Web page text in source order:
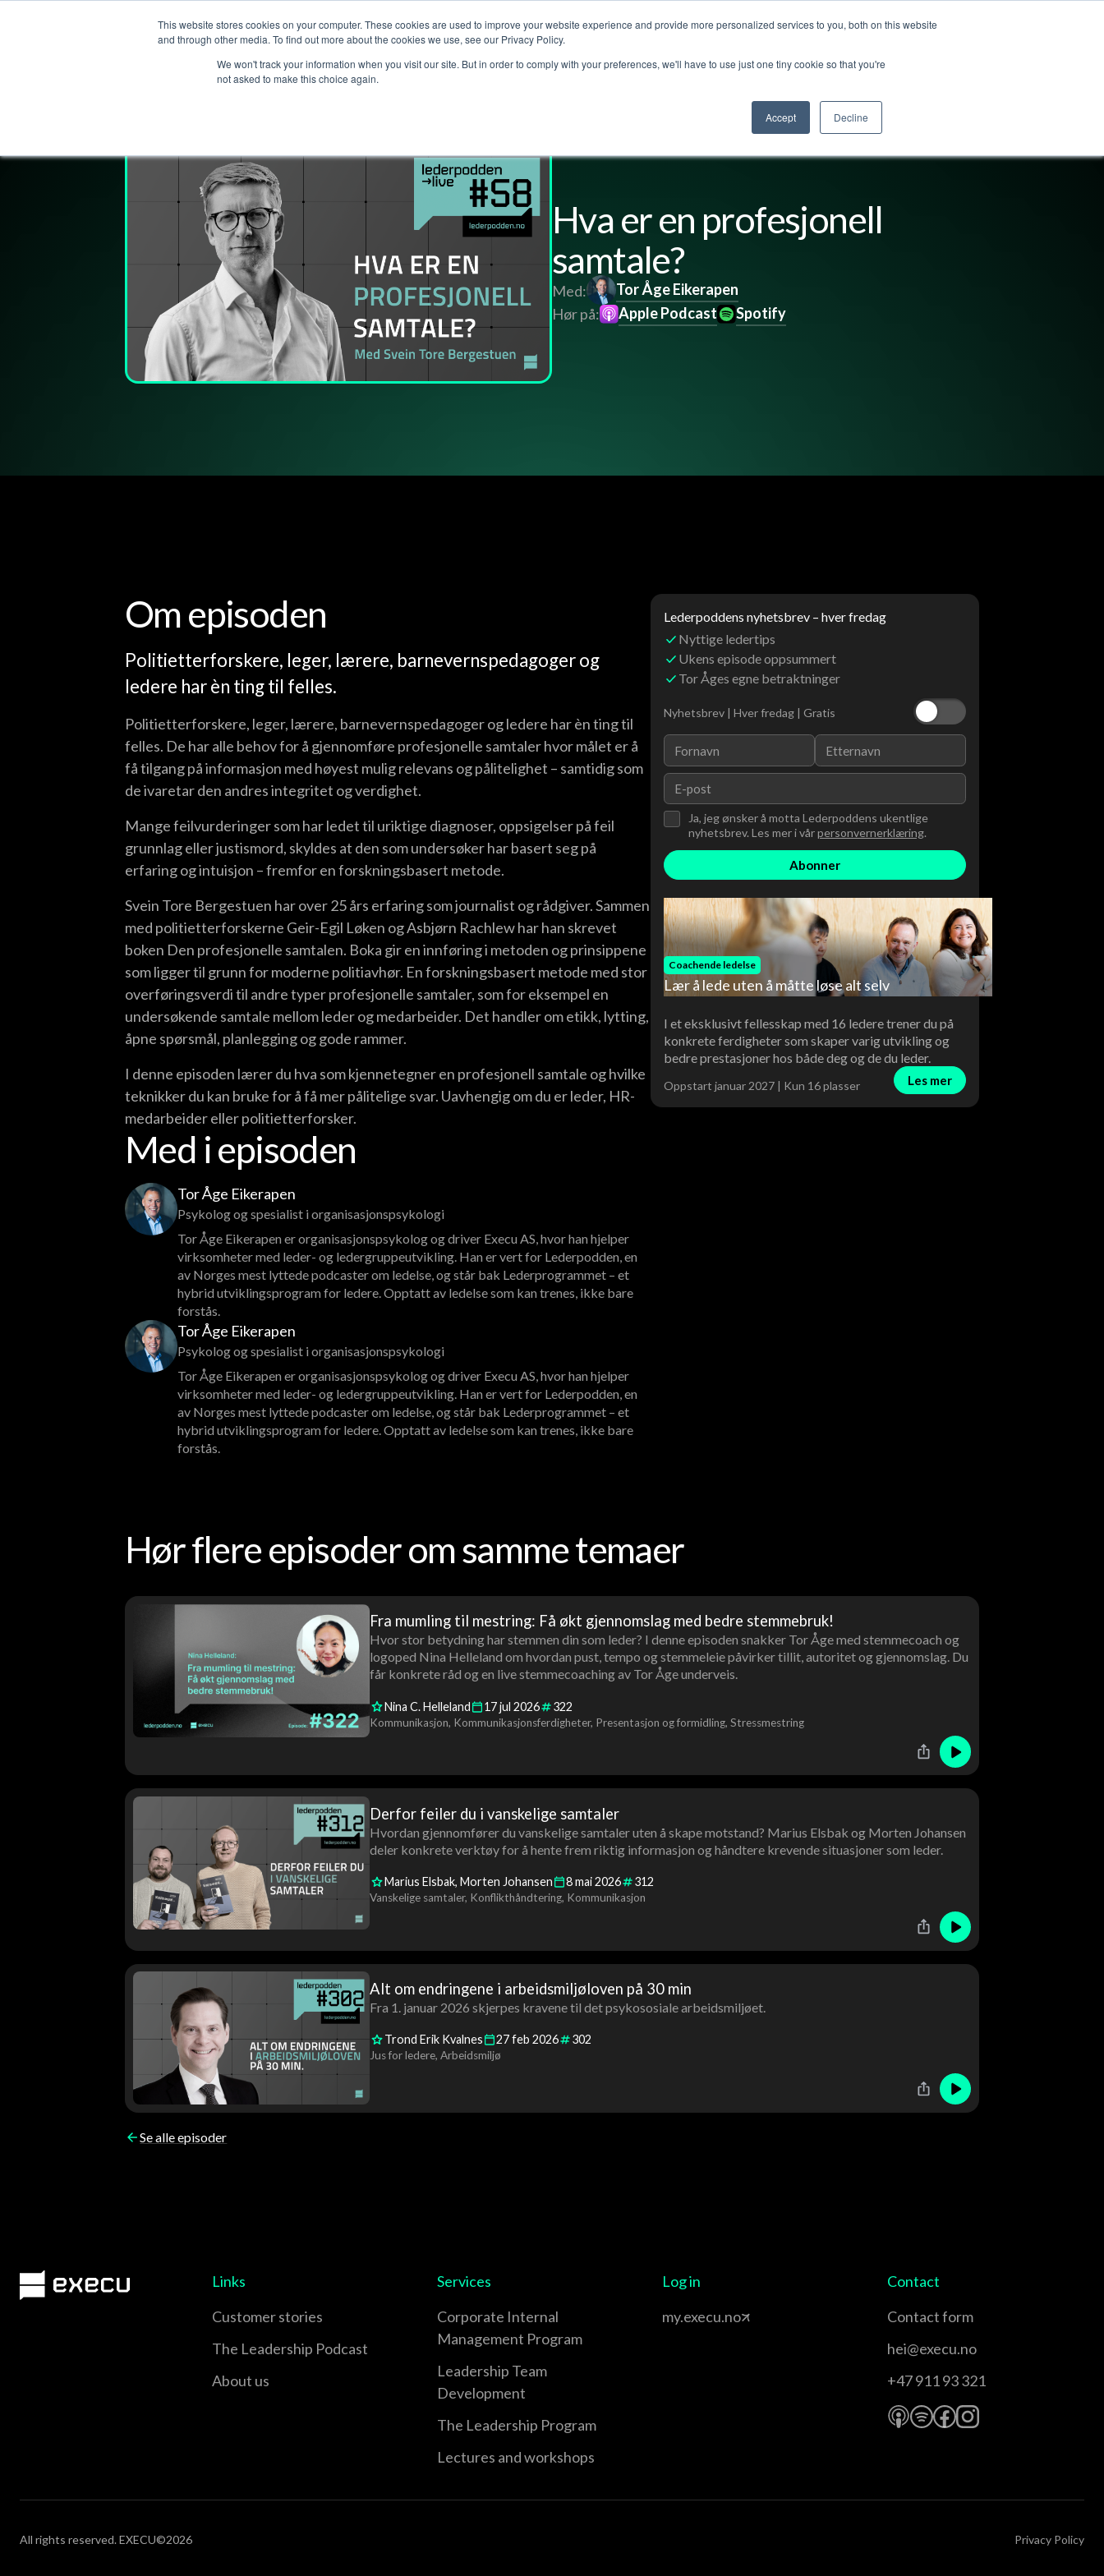
This website stores cookies on your computer. These cookies are used to improve your website experience and provide more personalized services to you, both on this website
and through other media. To find out more about the cookies we use, see our Privacy Policy.
We won't track your information when you visit our site. But in order to comply with your preferences, we'll have to use just one tiny cookie so that you're
not asked to make this choice again.
Accept Decline
Services Customer stories The Leadership Podcast About us Log in Contact us
Hva er en profesjonell
samtale?
Med:
Tor Åge Eikerapen
Hør på:
Apple Podcast Spotify
Om episoden
Politietterforskere, leger, lærere, barnevernspedagoger og
ledere har èn ting til felles.
Politietterforskere, leger, lærere, barnevernspedagoger og ledere har èn ting til
felles. De har alle behov for å gjennomføre profesjonelle samtaler hvor målet er å
få tilgang på informasjon med høyest mulig relevans og pålitelighet – samtidig som
de ivaretar den andres integritet og verdighet.
Mange feilvurderinger som har ledet til uriktige diagnoser, oppsigelser på feil
grunnlag eller justismord, skyldes at den som undersøker har basert seg på
erfaring og intuisjon – fremfor en forskningsbasert metode.
Svein Tore Bergestuen har over 25 års erfaring som journalist og rådgiver. Sammen
med politietterforskerne Geir-Egil Løken og Asbjørn Rachlew har han skrevet
boken Den profesjonelle samtalen. Boka gir en innføring i metoden og prinsippene
som ligger til grunn for moderne politiavhør. En forskningsbasert metode med stor
overføringsverdi til andre typer profesjonelle samtaler, som for eksempel en
undersøkende samtale mellom leder og medarbeider. Det handler om etikk, lytting,
åpne spørsmål, planlegging og gode rammer.
I denne episoden lærer du hva som kjennetegner en profesjonell samtale og hvilke
teknikker du kan bruke for å få mer pålitelige svar. Uavhengig om du er leder, HR-
medarbeider eller politietterforsker.
Med i episoden
Tor Åge Eikerapen
Psykolog og spesialist i organisasjonspsykologi
Tor Åge Eikerapen er organisasjonspsykolog og driver Execu AS, hvor han hjelper
virksomheter med leder- og ledergruppeutvikling. Han er vert for Lederpodden, en
av Norges mest lyttede podcaster om ledelse, og står bak Lederprogrammet – et
hybrid utviklingsprogram for ledere. Opptatt av ledelse som kan trenes, ikke bare
forstås.
Tor Åge Eikerapen
Psykolog og spesialist i organisasjonspsykologi
Tor Åge Eikerapen er organisasjonspsykolog og driver Execu AS, hvor han hjelper
virksomheter med leder- og ledergruppeutvikling. Han er vert for Lederpodden, en
av Norges mest lyttede podcaster om ledelse, og står bak Lederprogrammet – et
hybrid utviklingsprogram for ledere. Opptatt av ledelse som kan trenes, ikke bare
forstås.
Lederpoddens nyhetsbrev – hver fredag
Nyttige ledertips
Ukens episode oppsummert
Tor Åges egne betraktninger
Nyhetsbrev | Hver fredag | Gratis
Ja, jeg ønsker å motta Lederpoddens ukentlige
nyhetsbrev. Les mer i vårpersonvernerklæring.
Coachende ledelse
Lær å lede uten å måtte løse alt selv
I et eksklusivt fellesskap med 16 ledere trener du på
konkrete ferdigheter som skaper varig utvikling og
bedre prestasjoner hos både deg og de du leder.
Oppstart januar 2027 | Kun 16 plasser Les mer
Hør flere episoder om samme temaer
Fra mumling til mestring: Få økt gjennomslag med bedre stemmebruk!
Hvor stor betydning har stemmen din som leder? I denne episoden snakker Tor Åge med stemmecoach og
logoped Nina Helleland om hvordan pust, tempo og stemmeleie påvirker tillit, autoritet og gjennomslag. Du
får konkrete råd og en live stemmecoaching av Tor Åge underveis.
Nina C. Helleland 17jul 2026 322
Kommunikasjon Kommunikasjonsferdigheter Presentasjon og formidling Stressmestring
Derfor feiler du i vanskelige samtaler
Hvordan gjennomfører du vanskelige samtaler uten å skape motstand? Marius Elsbak og Morten Johansen
deler konkrete verktøy for å hente frem riktig informasjon og håndtere krevende situasjoner som leder.
Marius Elsbak Morten Johansen 8mai2026 312
Vanskelige samtaler Konflikthåndtering Kommunikasjon
Alt om endringene i arbeidsmiljøloven på 30 min
Fra 1. januar 2026 skjerpes kravene til det psykososiale arbeidsmiljøet.
Trond Erik Kvalnes 27feb 2026 302
Jus for ledere Arbeidsmiljø
Se alle episoder
Links
Customer stories
The Leadership Podcast
About us
Services
Corporate Internal
Management Program
Leadership Team
Development
The Leadership Program
Lectures and workshops
Log in
my.execu.no
Contact
Contact form
hei@execu.no
+47 911 93 321
All rights reserved. EXECU©2026 Privacy Policy